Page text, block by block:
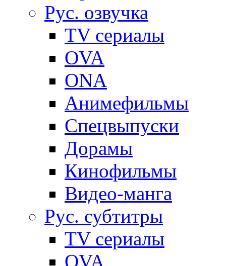
Рус. озвучка
TV сериалы
OVA
ONA
Анимефильмы
Спецвыпуски
Дорамы
Кинофильмы
Видео-манга
Рус. субтитры
TV сериалы
OVA